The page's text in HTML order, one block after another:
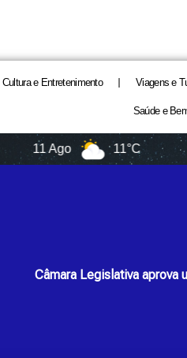
Cultura e Entretenimento Viagens e
Saúde e
11 Ago 11°C 12
Câmara Legislativa aprova